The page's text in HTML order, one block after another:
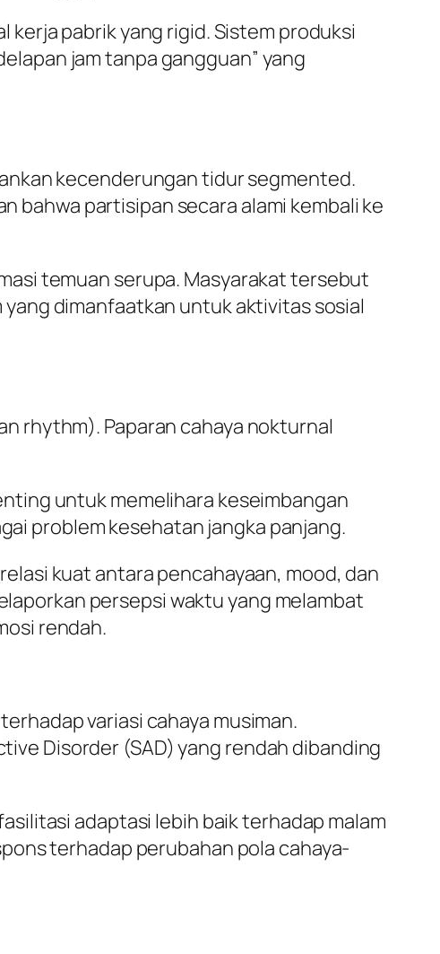
pabrik yang rigid. Sistem produksi
jam tanpa gangguan” yang
kecenderungan tidur segmented.
bahwa partisipan secara alami kembali ke
temuan serupa. Masyarakat tersebut
dimanfaatkan untuk aktivitas sosial
rhythm). Paparan cahaya nokturnal
untuk memelihara keseimbangan
problem kesehatan jangka panjang.
kuat antara pencahayaan, mood, dan
persepsi waktu yang melambat
rendah.
variasi cahaya musiman.
Disorder (SAD) yang rendah dibanding
adaptasi lebih baik terhadap malam
terhadap perubahan pola cahaya-